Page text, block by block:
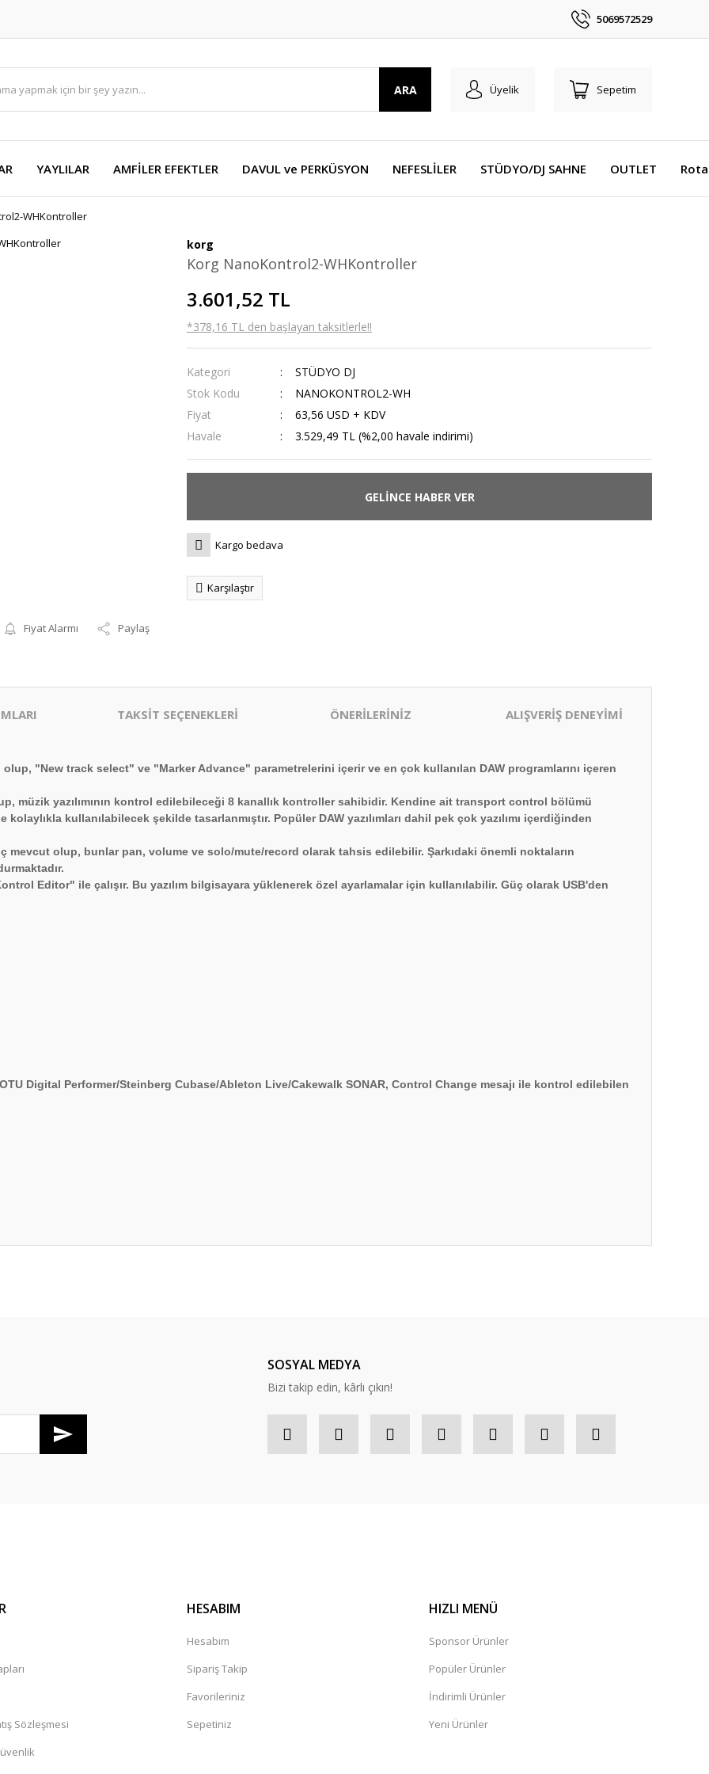
5069572529
ARA Üyelik Sepetim
YAYLILAR AMFİLER EFEKTLER DAVUL ve PERKÜSYON NEFESLİLER STÜDYO/DJ SAHNE OUTLET
WHKontroller
Fiyat Alarmı Paylaş
korg
Korg NanoKontrol2-WHKontroller
3.601,52 TL
*378,16 TL den başlayan taksitlerle!!
Kategori
STÜDYO DJ
Stok Kodu
NANOKONTROL2-WH
Fiyat
63,56 USD + KDV
Havale
3.529,49 TL (%2,00 havale indirimi)
GELİNCE HABER VER
Kargo bedava
Karşılaştır
TAKSİT SEÇENEKLERİ ÖNERİLERİNİZ ALIŞVERİŞ DENEYİMİ
"New track select" ve "Marker Advance" parametrelerini içerir ve en çok kullanılan DAW programlarını içeren
müzik yazılımının kontrol edilebileceği 8 kanallık kontroller sahibidir. Kendine ait transport control bölümü
kullanılabilecek şekilde tasarlanmıştır. Popüler DAW yazılımları dahil pek çok yazılımı içerdiğinden
mevcut olup, bunlar pan, volume ve solo/mute/record olarak tahsis edilebilir. Şarkıdaki önemli noktaların
Editor" ile çalışır. Bu yazılım bilgisayara yüklenerek özel ayarlamalar için kullanılabilir. Güç olarak USB'den
Digital Performer/Steinberg Cubase/Ableton Live/Cakewalk SONAR, Control Change mesajı ile kontrol edilebilen
SOSYAL MEDYA
Bizi takip edin, kârlı çıkın!
Sözleşmesi
HESABIM
Hesabım
Sipariş Takip
Favorileriniz
Sepetiniz
HIZLI MENÜ
Sponsor Ürünler
Popüler Ürünler
İndirimli Ürünler
Yeni Ürünler